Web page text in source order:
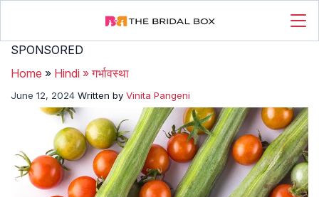
SPONSORED
Home » Hindi »गर्भावस्था
June 12, 2024 Written by Vinita Pangeni